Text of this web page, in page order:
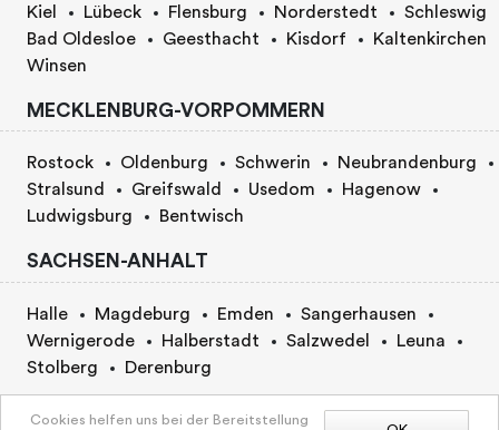
Kiel Lübeck Flensburg Norderstedt
Schleswig
Bad Oldesloe
Geesthacht Kisdorf
Kaltenkirchen
Winsen
MECKLENBURG-VORPOMMERN
Rostock Oldenburg Schwerin
Neubrandenburg
Stralsund
Greifswald Usedom
Hagenow
Ludwigsburg
Bentwisch
SACHSEN-ANHALT
Halle Magdeburg Emden
Sangerhausen
Wernigerode
Halberstadt Salzwedel
Leuna
Stolberg
Derenburg
BERLIN
Cookies helfen uns bei der Bereitstellung